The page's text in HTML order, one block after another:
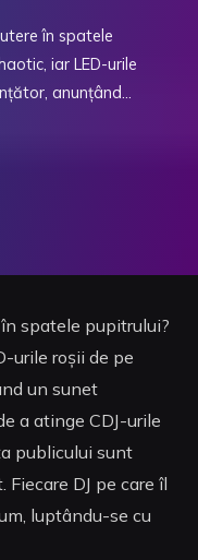
în spatele
iar LED-urile
anunțând...
spatele pupitrului?
urile roșii de pe
un sunet
a atinge CDJ-urile
publicului sunt
DJ pe care îl
luptându-se cu